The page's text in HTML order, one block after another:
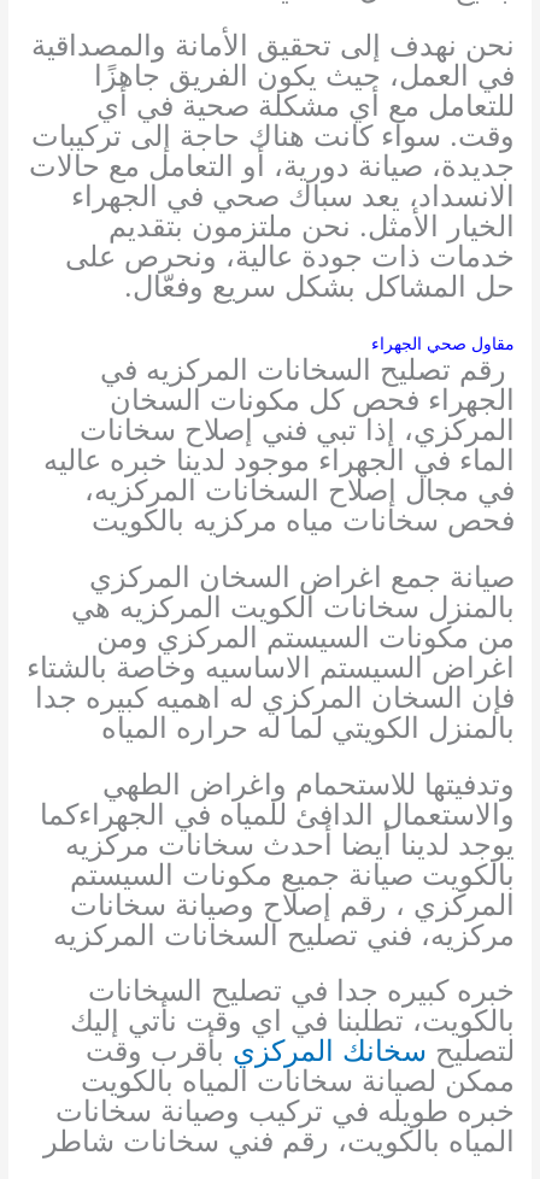
نحن نهدف إلى تحقيق الأمانة والمصداقية
في العمل، حيث يكون الفريق جاهزًا
للتعامل مع أي مشكلة صحية في أي
وقت. سواء كانت هناك حاجة إلى تركيبات
جديدة، صيانة دورية، أو التعامل مع حالات
الانسداد، يعد سباك صحي في الجهراء
الخيار الأمثل. نحن ملتزمون بتقديم
خدمات ذات جودة عالية، ونحرص على
حل المشاكل بشكل سريع وفعّال.
مقاول صحي الجهراء
رقم تصليح السخانات المركزيه في
الجهراء فحص كل مكونات السخان
المركزي، إذا تبي فني إصلاح سخانات
الماء في الجهراء موجود لدينا خبره عاليه
في مجال إصلاح السخانات المركزيه،
فحص سخانات مياه مركزيه بالكويت
صيانة جمع اغراض السخان المركزي
بالمنزل سخانات الكويت المركزيه هي
من مكونات السيستم المركزي ومن
اغراض السيستم الاساسيه وخاصة بالشتاء
فإن السخان المركزي له اهميه كبيره جدا
بالمنزل الكويتي لما له حراره المياه
وتدفيتها للاستحمام واغراض الطهي
والاستعمال الدافئ للمياه في الجهراءكما
يوجد لدينا أيضا أحدث سخانات مركزيه
بالكويت صيانة جميع مكونات السيستم
المركزي ، رقم إصلاح وصيانة سخانات
مركزيه، فني تصليح السخانات المركزيه
خبره كبيره جدا في تصليح السخانات
بالكويت، تطلبنا في اي وقت نأتي إليك
لتصليح سخانك المركزي بأقرب وقت
ممكن لصيانة سخانات المياه بالكويت
خبره طويله في تركيب وصيانة سخانات
المياه بالكويت، رقم فني سخانات شاطر